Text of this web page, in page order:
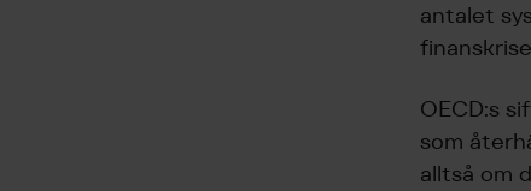
antalet
OECD:s
som
alltså om